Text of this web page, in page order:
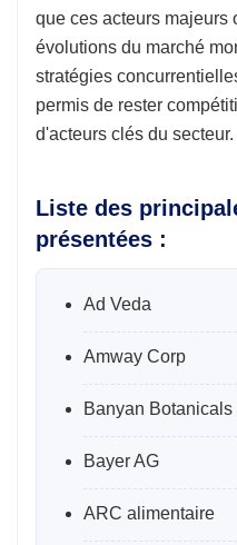
que ces acteurs majeurs
évolutions du marché
stratégies
permis de rester
d'acteurs clés du secteur.
Liste des
présentées :
Ad Veda
Amway Corp
Banyan Botanicals
Bayer AG
ARC alimentaire